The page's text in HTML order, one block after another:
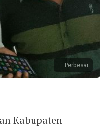
Perbesar
Kabupaten